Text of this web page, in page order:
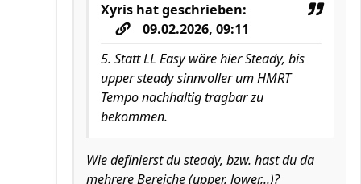
Xyris hat geschrieben:
09.02.2026, 09:11
5. Statt LL Easy wäre hier Steady, bis
upper steady sinnvoller um HMRT
Tempo nachhaltig tragbar zu
bekommen.
Wie definierst du steady, bzw. hast du da
mehrere Bereiche (upper, lower,..)?